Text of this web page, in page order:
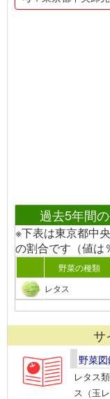
過去5年間
※下表は東京都中
の割合です（値は
野菜の種類
レタス
サ
野菜
レタス
ス（玉